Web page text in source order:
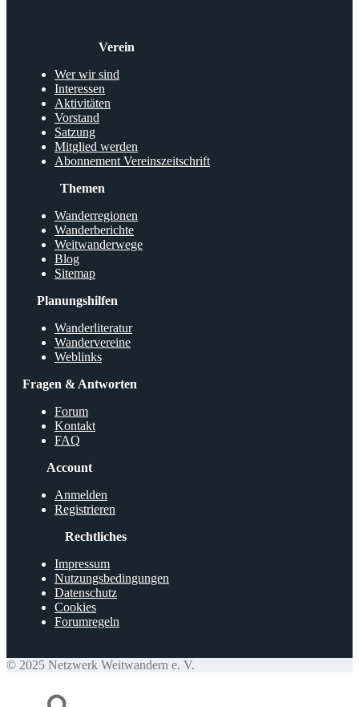
Verein
Wer wir sind
Interessen
Aktivitäten
Vorstand
Satzung
Mitglied werden
Abonnement Vereinszeitschrift
Themen
Wanderregionen
Wanderberichte
Weitwanderwege
Blog
Sitemap
Planungshilfen
Wanderliteratur
Wandervereine
Weblinks
Fragen & Antworten
Forum
Kontakt
FAQ
Account
Anmelden
Registrieren
Rechtliches
Impressum
Nutzungsbedingungen
Datenschutz
Cookies
Forumregeln
© 2025 Netzwerk Weitwandern e. V.